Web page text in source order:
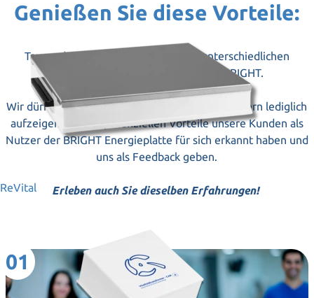
ReVital
Genießen Sie diese Vorteile:
Tausende Anwender berichten von unterschiedlichen
Wirkungen durch die Nutzung der BRIGHT.
Wir dürfen keine Heilversprechen machen, sondern lediglich
aufzeigen, welche potenziellen Vorteile unsere Kunden als
Nutzer der BRIGHT Energieplatte für sich erkannt haben und
uns als Feedback geben.
Erleben auch Sie dieselben Erfahrungen!
01